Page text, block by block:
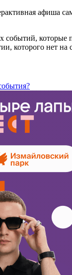
афиша
событий, которые
которого нет на